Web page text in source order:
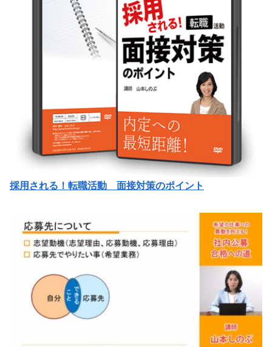
採用される！転職活動 面接対策のポイント